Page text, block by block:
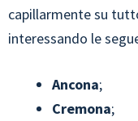
capillarmente su
interessando le
Ancona;
Cremona;